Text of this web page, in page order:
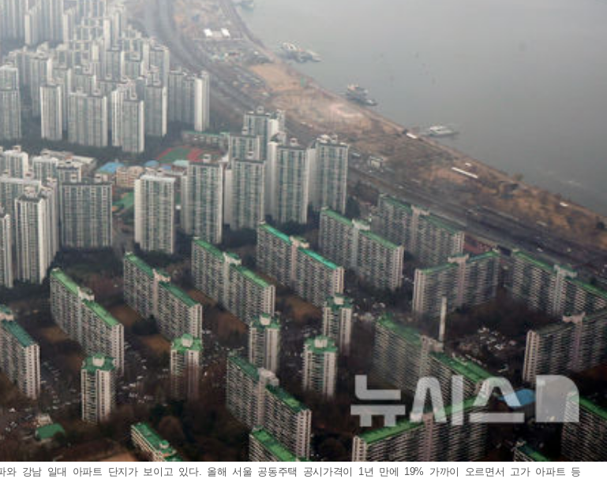
강남 일대 아파트 단지가 보이고 있다. 올해 서울 공동주택 공시가격이 1년 만에 19% 가까이 오르면서 고가 아파트 등